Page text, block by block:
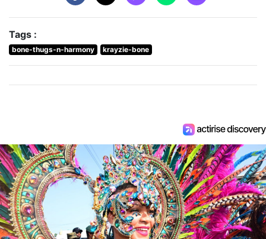
Tags :
bone-thugs-n-harmony krayzie-bone